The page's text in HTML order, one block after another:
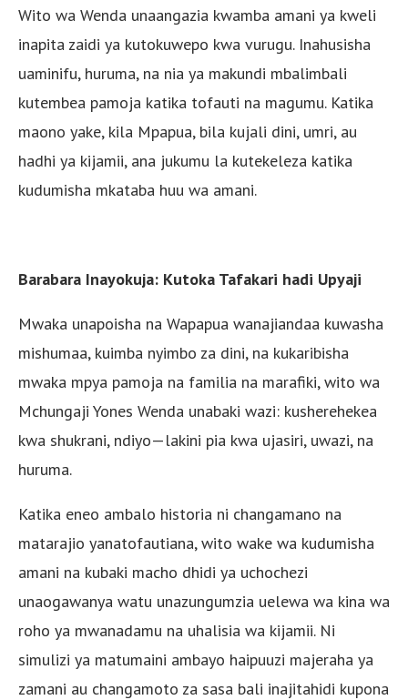
Wito wa Wenda unaangazia kwamba amani ya kweli
inapita zaidi ya kutokuwepo kwa vurugu. Inahusisha
uaminifu, huruma, na nia ya makundi mbalimbali
kutembea pamoja katika tofauti na magumu. Katika
maono yake, kila Mpapua, bila kujali dini, umri, au
hadhi ya kijamii, ana jukumu la kutekeleza katika
kudumisha mkataba huu wa amani.
Barabara Inayokuja: Kutoka Tafakari hadi Upyaji
Mwaka unapoisha na Wapapua wanajiandaa kuwasha
mishumaa, kuimba nyimbo za dini, na kukaribisha
mwaka mpya pamoja na familia na marafiki, wito wa
Mchungaji Yones Wenda unabaki wazi: kusherehekea
kwa shukrani, ndiyo—lakini pia kwa ujasiri, uwazi, na
huruma.
Katika eneo ambalo historia ni changamano na
matarajio yanatofautiana, wito wake wa kudumisha
amani na kubaki macho dhidi ya uchochezi
unaogawanya watu unazungumzia uelewa wa kina wa
roho ya mwanadamu na uhalisia wa kijamii. Ni
simulizi ya matumaini ambayo haipuuzi majeraha ya
zamani au changamoto za sasa bali inajitahidi kupona